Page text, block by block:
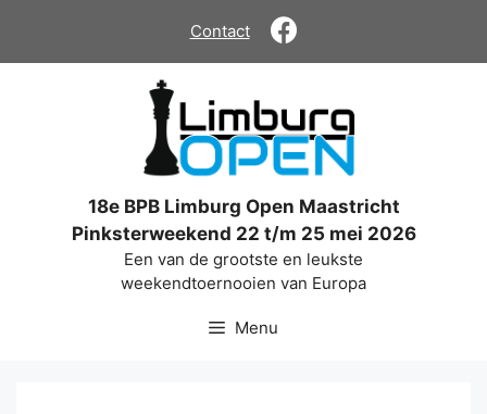
de
Contact
18e BPB Limburg Open Maastricht
Pinksterweekend 22 t/m 25 mei 2026
Een van de grootste en leukste
weekendtoernooien van Europa
Menu